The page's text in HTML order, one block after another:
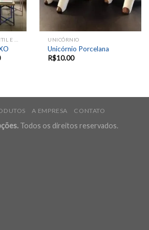
UNICÓRNIO
Unicórnio Porcelana
R$10.00
A EMPRESA CONTATO
Todos os direitos reservados.